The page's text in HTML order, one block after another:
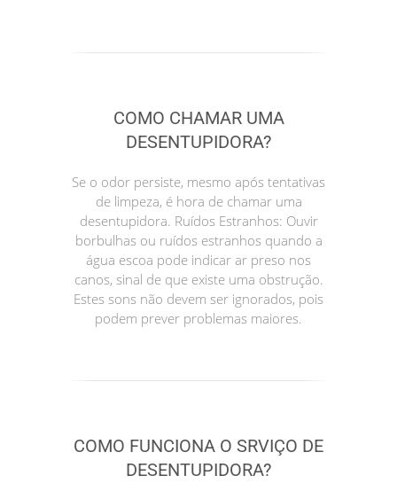
COMO CHAMAR UMA
DESENTUPIDORA?
Se o odor persiste, mesmo após tentativas
de limpeza, é hora de chamar uma
desentupidora. Ruídos Estranhos: Ouvir
borbulhas ou ruídos estranhos quando a
água escoa pode indicar ar preso nos
canos, sinal de que existe uma obstrução.
Estes sons não devem ser ignorados, pois
podem prever problemas maiores.
COMO FUNCIONA O SRVIÇO DE
DESENTUPIDORA?